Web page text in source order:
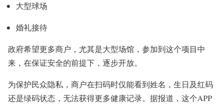
大型球场
婚礼接待
政府希望更多商户，尤其是大型场馆，参加到这个项目中
来，在保证安全的前提下，逐步开放。
为保护民众隐私，商户在扫码时仅能看到姓名，生日及红码
还是绿码状态，无法获得更多健康记录。 据报道， 这个APP